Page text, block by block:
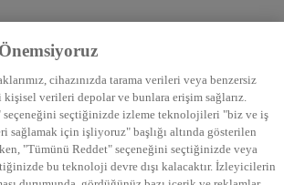
TV
cihazınızda tarama verileri veya benzersiz
kişisel verileri depolar ve bunlara erişim sağlarız.
seçtiğinizde izleme teknolojileri "biz ve iş
sağlamak için işliyoruz" başlığı altında gösterilen
"Tümünü Reddet" seçeneğini seçtiğinizde veya
bu teknoloji devre dışı kalacaktır. İzleyicilerin